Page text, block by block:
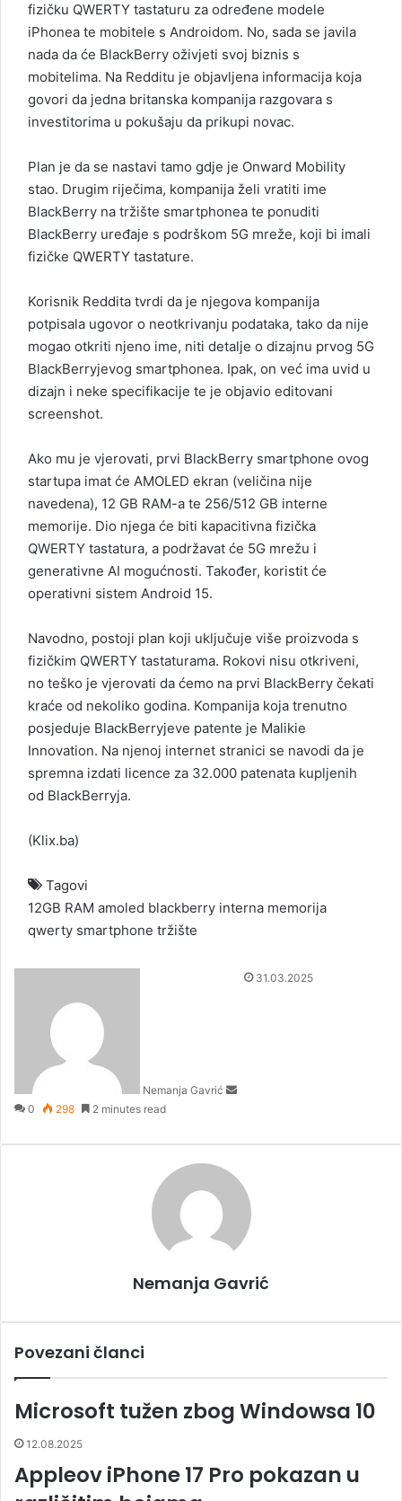
fizičku QWERTY tastaturu za određene modele
iPhonea te mobitele s Androidom. No, sada se javila
nada da će BlackBerry oživjeti svoj biznis s
mobitelima. Na Redditu je objavljena informacija koja
govori da jedna britanska kompanija razgovara s
investitorima u pokušaju da prikupi novac.
Plan je da se nastavi tamo gdje je Onward Mobility
stao. Drugim riječima, kompanija želi vratiti ime
BlackBerry na tržište smartphonea te ponuditi
BlackBerry uređaje s podrškom 5G mreže, koji bi imali
fizičke QWERTY tastature.
Korisnik Reddita tvrdi da je njegova kompanija
potpisala ugovor o neotkrivanju podataka, tako da nije
mogao otkriti njeno ime, niti detalje o dizajnu prvog 5G
BlackBerryjevog smartphonea. Ipak, on već ima uvid u
dizajn i neke specifikacije te je objavio editovani
screenshot.
Ako mu je vjerovati, prvi BlackBerry smartphone ovog
startupa imat će AMOLED ekran (veličina nije
navedena), 12 GB RAM-a te 256/512 GB interne
memorije. Dio njega će biti kapacitivna fizička
QWERTY tastatura, a podržavat će 5G mrežu i
generativne AI mogućnosti. Također, koristit će
operativni sistem Android 15.
Navodno, postoji plan koji uključuje više proizvoda s
fizičkim QWERTY tastaturama. Rokovi nisu otkriveni,
no teško je vjerovati da ćemo na prvi BlackBerry čekati
kraće od nekoliko godina. Kompanija koja trenutno
posjeduje BlackBerryjeve patente je Malikie
Innovation. Na njenoj internet stranici se navodi da je
spremna izdati licence za 32.000 patenata kupljenih
od BlackBerryja.
(Klix.ba)
Tagovi
12GB RAM amoled blackberry interna memorija
qwerty smartphone tržište
Nemanja Gavrić
i
31.03.2025
0 298 2 minutes read
Nemanja Gavrić
Povezani članci
Microsoft tužen zbog Windowsa 10
12.08.2025
Appleov iPhone 17 Pro pokazan u